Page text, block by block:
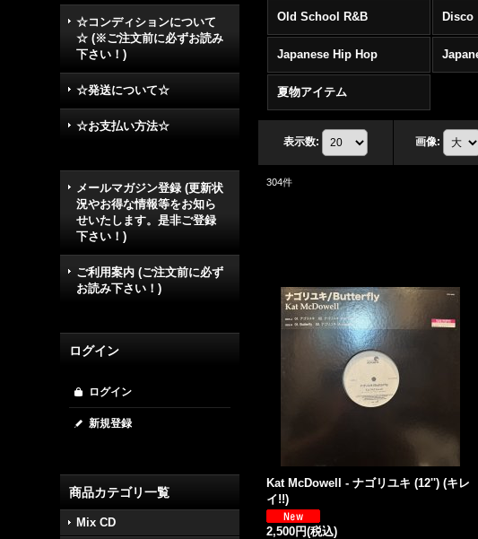
☆コンディションについて
☆ (※ご注文前に必ずお読み
下さい！)
☆発送について☆
☆お支払い方法☆
メールマガジン登録 (更新状
況やお得な情報等をお知ら
せいたします。是非ご登録
下さい！)
ご利用案内 (ご注文前に必ず
お読み下さい！)
ログイン
ログイン
新規登録
商品カテゴリ一覧
Mix CD
Old School R&B Disco
Japanese Hip Hop
夏物アイテム
表示数: 画像:
304件
Kat McDowell - ナゴリユキ (12'') (キレ
イ!!)
2,500円(税込)